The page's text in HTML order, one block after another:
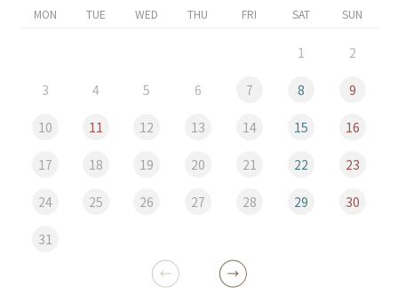
MON TUE WED THU FRI SAT SUN
1 2
3 4 5 6 7 8 9
10 11 12 13 14 15 16
17 18 19 20 21 22 23
24 25 26 27 28 29 30
31